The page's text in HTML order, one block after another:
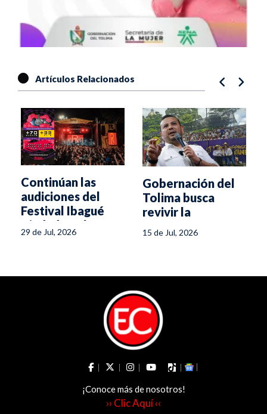
Artículos Relacionados
Continúan las
audiciones del
Festival Ibagué
Ciudad Rock XXV
29 de Jul, 2026
Gobernación del
Tolima busca
revivir la
Festival Folclórico
15 de Jul, 2026
¡Conoce más de nosotros!
›› Clic Aquí ‹‹